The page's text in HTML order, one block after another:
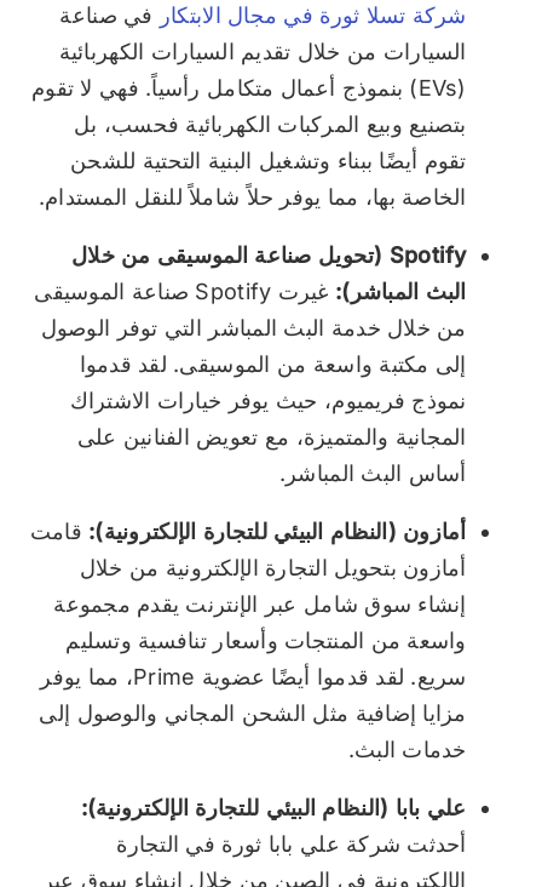
شركة تسلا ثورة في مجال الابتكار في صناعة
السيارات من خلال تقديم السيارات الكهربائية
(EVs) بنموذج أعمال متكامل رأسياً. فهي لا تقوم
بتصنيع وبيع المركبات الكهربائية فحسب، بل
تقوم أيضًا ببناء وتشغيل البنية التحتية للشحن
الخاصة بها، مما يوفر حلاً شاملاً للنقل المستدام.
Spotify (تحويل صناعة الموسيقى من خلال
البث المباشر):
غيرت Spotify صناعة الموسيقى
من خلال خدمة البث المباشر التي توفر الوصول
إلى مكتبة واسعة من الموسيقى. لقد قدموا
نموذج فريميوم، حيث يوفر خيارات الاشتراك
المجانية والمتميزة، مع تعويض الفنانين على
أساس البث المباشر.
أمازون (النظام البيئي للتجارة الإلكترونية): قامت
أمازون بتحويل التجارة الإلكترونية من خلال
إنشاء سوق شامل عبر الإنترنت يقدم مجموعة
واسعة من المنتجات وأسعار تنافسية وتسليم
سريع. لقد قدموا أيضًا عضوية Prime، مما يوفر
مزايا إضافية مثل الشحن المجاني والوصول إلى
خدمات البث.
علي بابا (النظام البيئي للتجارة الإلكترونية):
أحدثت شركة علي بابا ثورة في التجارة
الإلكترونية في الصين من خلال إنشاء سوق عبر